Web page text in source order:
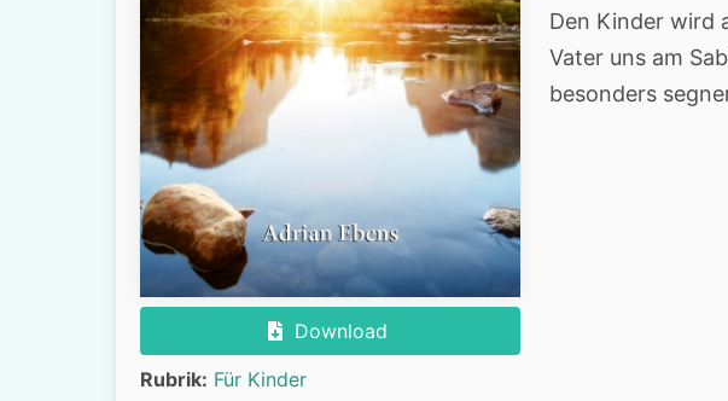
Download
Rubrik: Für Kinder
Den Kinder wird
Vater uns am
besonders